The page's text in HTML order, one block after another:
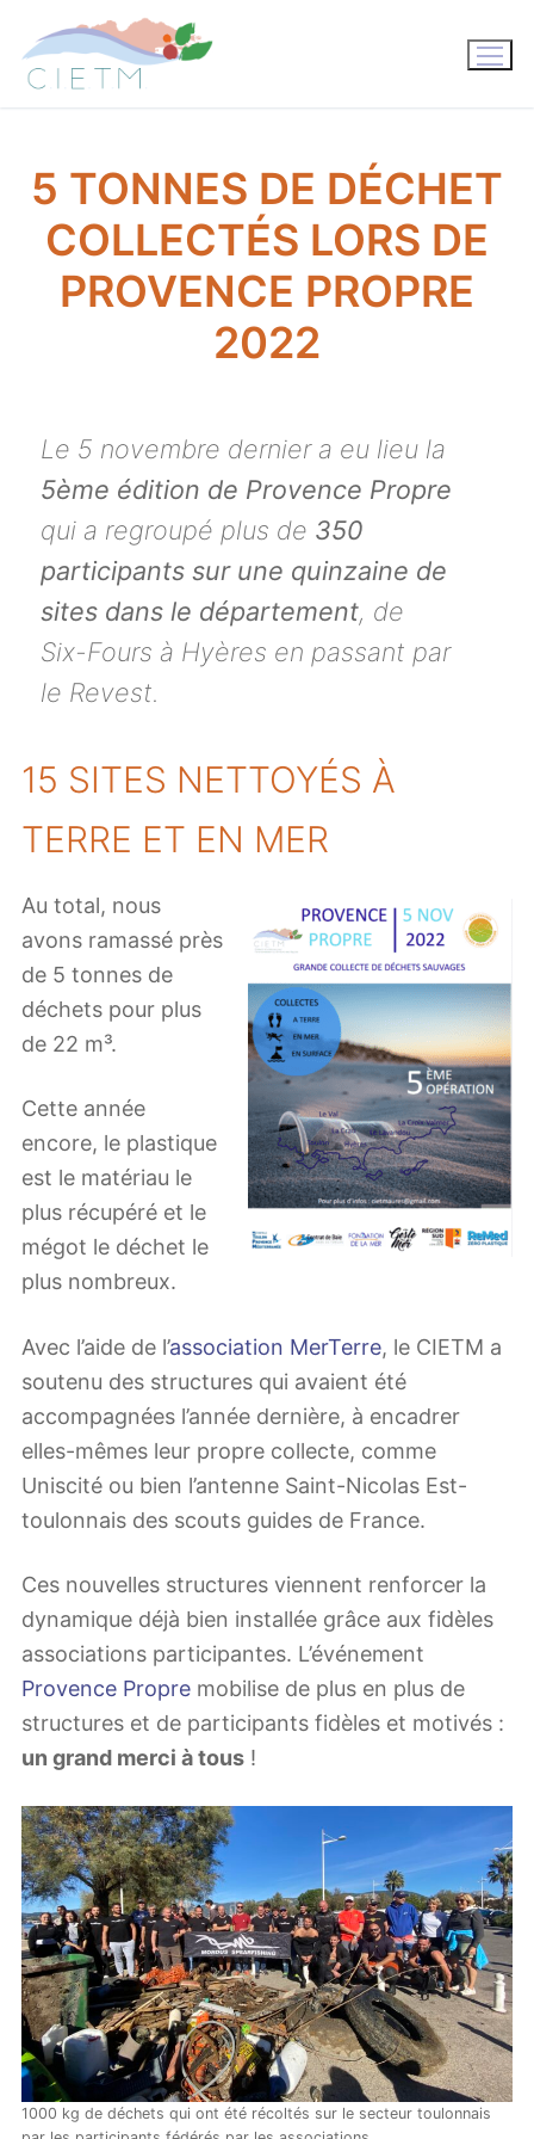
contenu
5 TONNES DE DÉCHET
COLLECTÉS LORS DE
PROVENCE PROPRE
2022
Le 5 novembre dernier a eu lieu la
5ème édition de Provence Propre
qui a regroupé plus de 350
participants sur une quinzaine de
sites dans le département, de
Six-Fours à Hyères en passant par
le Revest.
15 SITES NETTOYÉS À
TERRE ET EN MER
Au total, nous
avons ramassé près
de 5 tonnes de
déchets pour plus
de 22 m³.
Cette année
encore, le plastique
est le matériau le
plus récupéré et le
mégot le déchet le
plus nombreux.
Avec l’aide de l’association MerTerre, le CIETM a
soutenu des structures qui avaient été
accompagnées l’année dernière, à encadrer
elles-mêmes leur propre collecte, comme
Uniscité ou bien l’antenne Saint-Nicolas Est-
toulonnais des scouts guides de France.
Ces nouvelles structures viennent renforcer la
dynamique déjà bien installée grâce aux fidèles
associations participantes. L’événement
Provence Propre mobilise de plus en plus de
structures et de participants fidèles et motivés :
un grand merci à tous !
1000 kg de déchets qui ont été récoltés sur le secteur toulonnais